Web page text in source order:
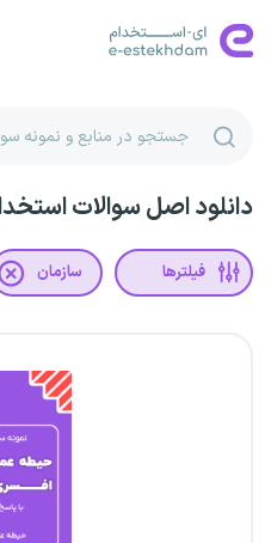
دانلود اصل سوالات
فیلترها سازمان